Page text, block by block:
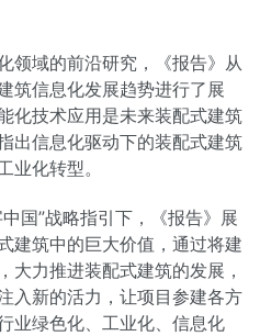
领域的前沿研究，《报告》从
筑信息化发展趋势进行了展
化技术应用是未来装配式建筑
出信息化驱动下的装配式建筑
业化转型。
国”战略指引下，《报告》展
建筑中的巨大价值，通过将建
大力推进装配式建筑的发展，
入新的活力，让项目参建各方
业绿色化、工业化、信息化